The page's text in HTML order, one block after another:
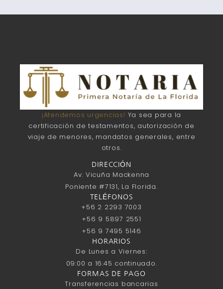
¡Atendemos urgencias! Ya sea para la
certificación de testamentos, autorización de
viaje de menores, mandatos generales, entre
otros.
DIRECCIÓN
Av. Vicuña Mackenna
Poniente #7131, La Florida.
TELÉFONOS
+56 2 2293 7003
+56 9 5897 2551
+56 9 7495 5146
HORARIOS
De Lunes a Viernes:
09:00 a 16:45 continuado.
FORMAS DE PAGO
Transferencias bancarias